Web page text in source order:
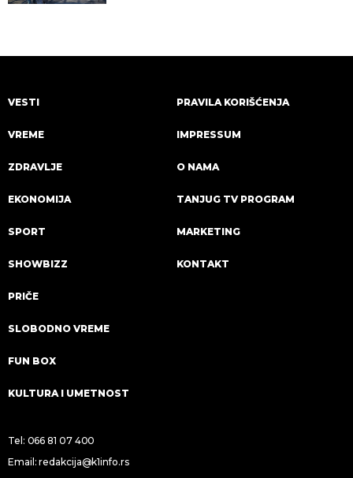
VESTI
VREME
ZDRAVLJE
EKONOMIJA
SPORT
SHOWBIZZ
PRIČE
SLOBODNO VREME
FUN BOX
KULTURA I UMETNOST
PRAVILA KORIŠĆENJA
IMPRESSUM
O NAMA
TANJUG TV PROGRAM
MARKETING
KONTAKT
Tel: 066 81 07 400
Email:redakcija@k1info.rs